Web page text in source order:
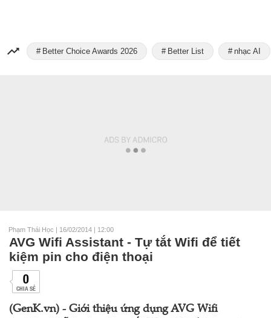
Better Choice Awards 2026 Better List nhạc AI
Phạm Thái Học | 16/02/2014 | 12:00
AVG Wifi Assistant - Tự tắt Wifi để tiết
kiệm pin cho điện thoại
0
CHIA SẺ
(GenK.vn) - Giới thiệu ứng dụng AVG Wifi